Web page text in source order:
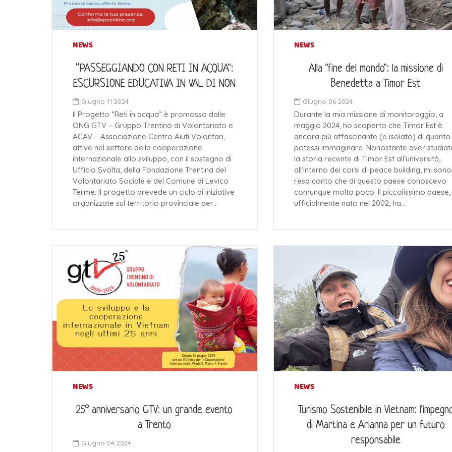
NEWS
“PASSEGGIANDO CON RETI IN ACQUA":
ESCURSIONE EDUCATIVA IN VAL DI NON
Giugno 11 2024
Il Progetto “Reti in acqua” è promosso dalle
ONG GTV – Gruppo Trentino di Volontariato e
ACAV – Associazione Centro Aiuti Volontari,
attive nel settore della cooperazione
internazionale allo sviluppo, con il sostegno di
Ufficio Svolta, della Fondazione Trentina del
Volontariato Sociale e del Comune di Levico
Terme. Il progetto prevede un ciclo di iniziative
organizzate sul territorio provinciale per…
NEWS
Alla "fine del mondo": la missione di
Benedetta a Timor Est
Giugno 06 2024
Durante la mia missione di monitoraggio, a
maggio 2024, ho scoperto che Timor Est è
ancora più affascinante (e isolato) di quanto
potessi immaginare. Nonostante aver
la storia recente di Timor Est all’università,
all’interno dei corsi di peace building, mi sono
resa conto che di questo paese conoscevo
comunque molto poco. Il piccolissimo paese,
ufficialmente nato nel 2002, ha…
NEWS
25° anniversario GTV: un grande evento
a Trento
Giugno 04 2024
NEWS
Turismo Sostenibile in Vietnam:
di Martina e Arianna per un futuro
responsabile